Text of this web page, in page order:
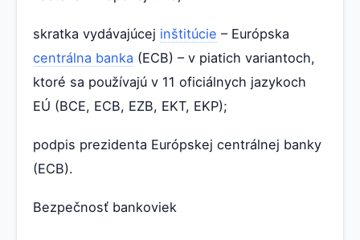
skratka vydávajúcej inštitúcie – Európska
centrálna banka (ECB) – v piatich variantoch,
ktoré sa používajú v 11 oficiálnych jazykoch
EÚ (BCE, ECB, EZB, EKT, EKP);
podpis prezidenta Európskej centrálnej banky
(ECB).
Bezpečnosť bankoviek